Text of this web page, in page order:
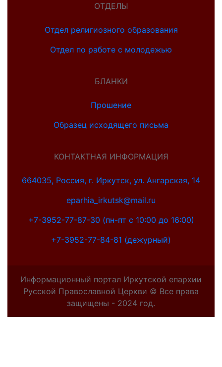
ОТДЕЛЫ
Отдел религиозного образования
Отдел по работе с молодежью
БЛАНКИ
Прошение
Образец исходящего письма
КОНТАКТНАЯ ИНФОРМАЦИЯ
664035, Россия, г. Иркутск, ул. Ангарская, 14
eparhia_irkutsk@mail.ru
+7-3952-77-87-30 (пн-пт с 10:00 до 16:00)
+7-3952-77-84-81 (дежурный)
Информационный портал Иркутской епархии
Русской Православной Церкви © Все права
защищены - 2024 год.